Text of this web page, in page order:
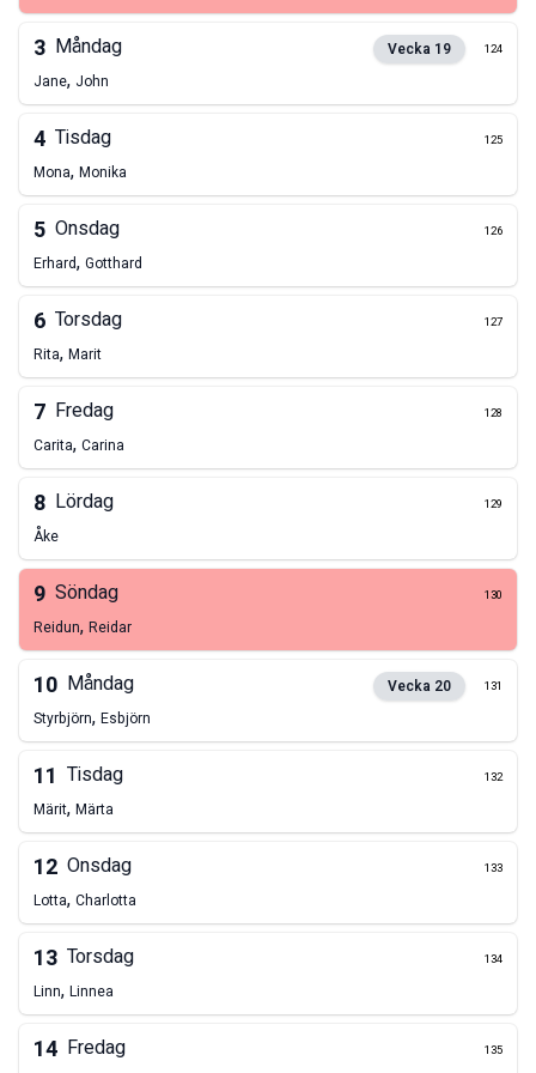
3 Måndag Vecka 19 124
Jane, John
4 Tisdag 125
Mona, Monika
5 Onsdag 126
Erhard, Gotthard
6 Torsdag 127
Rita, Marit
7 Fredag 128
Carita, Carina
8 Lördag 129
Åke
9 Söndag 130
Reidun, Reidar
10 Måndag Vecka 20 131
Styrbjörn, Esbjörn
11 Tisdag 132
Märit, Märta
12 Onsdag 133
Lotta, Charlotta
13 Torsdag 134
Linn, Linnea
14 Fredag 135